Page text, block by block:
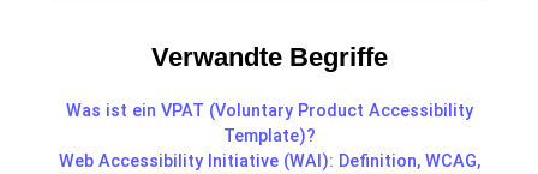
Verwandte Begriffe
Was ist ein VPAT (Voluntary Product Accessibility
Template)?
Web Accessibility Initiative (WAI): Definition, WCAG,